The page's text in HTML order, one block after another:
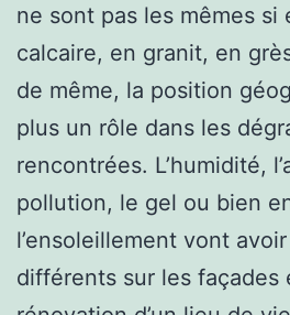
ne sont pas les mêmes si
calcaire, en granit, en
de même, la position
plus un rôle dans les
rencontrées. L’humidité,
pollution, le gel ou bien
l’ensoleillement vont
différents sur les façades